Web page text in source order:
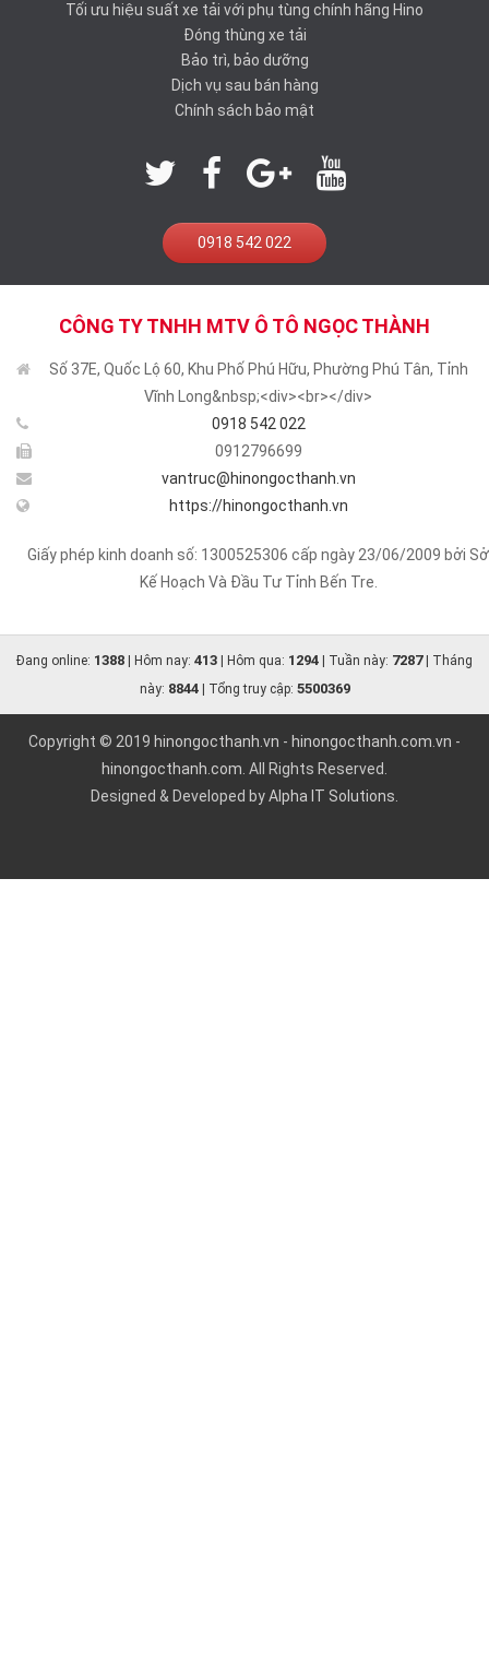
Tối ưu hiệu suất xe tải với phụ tùng chính hãng Hino
Đóng thùng xe tải
Bảo trì, bảo dưỡng
Dịch vụ sau bán hàng
Chính sách bảo mật
0918 542 022
CÔNG TY TNHH MTV Ô TÔ NGỌC THÀNH
Số 37E, Quốc Lộ 60, Khu Phố Phú Hữu, Phường Phú Tân, Tỉnh
Vĩnh Long&nbsp;<div><br></div>
0918 542 022
0912796699
vantruc@hinongocthanh.vn
https://hinongocthanh.vn
Giấy phép kinh doanh số: 1300525306 cấp ngày 23/06/2009 bởi Sở
Kế Hoạch Và Đầu Tư Tỉnh Bến Tre.
Đang online: 1388 | Hôm nay: 413 | Hôm qua: 1294 | Tuần này: 7287| Tháng
này: 8844| Tổng truy cập: 5500369
Copyright © 2019 hinongocthanh.vn - hinongocthanh.com.vn -
hinongocthanh.com . All Rights Reserved.
Designed & Developed byAlpha IT Solutions.